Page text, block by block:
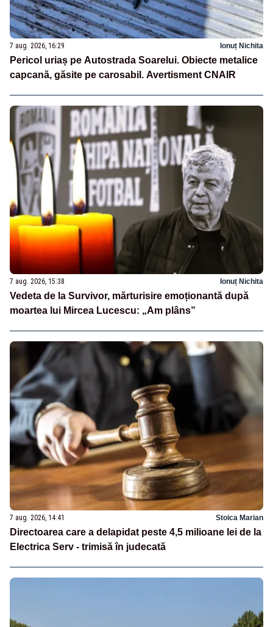
7 aug. 2026, 16:29 Ionuț Nichita
Pericol uriaș pe Autostrada Soarelui. Obiecte metalice
capcană, găsite pe carosabil. Avertisment CNAIR
7 aug. 2026, 15:38 Ionuț Nichita
Vedeta de la Survivor, mărturisire emoționantă după
moartea lui Mircea Lucescu: „Am plâns”
7 aug. 2026, 14:41 Stoica Marian
Directoarea care a delapidat peste 4,5 milioane lei de la
Electrica Serv - trimisă în judecată